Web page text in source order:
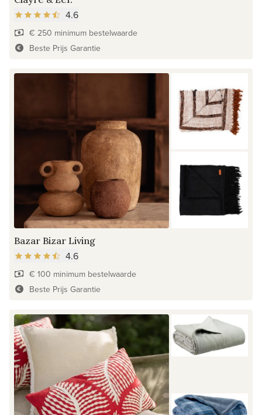
4.6
€ 250 minimum bestelwaarde
Beste Prijs Garantie
Bazar Bizar Living
4.6
€ 100 minimum bestelwaarde
Beste Prijs Garantie